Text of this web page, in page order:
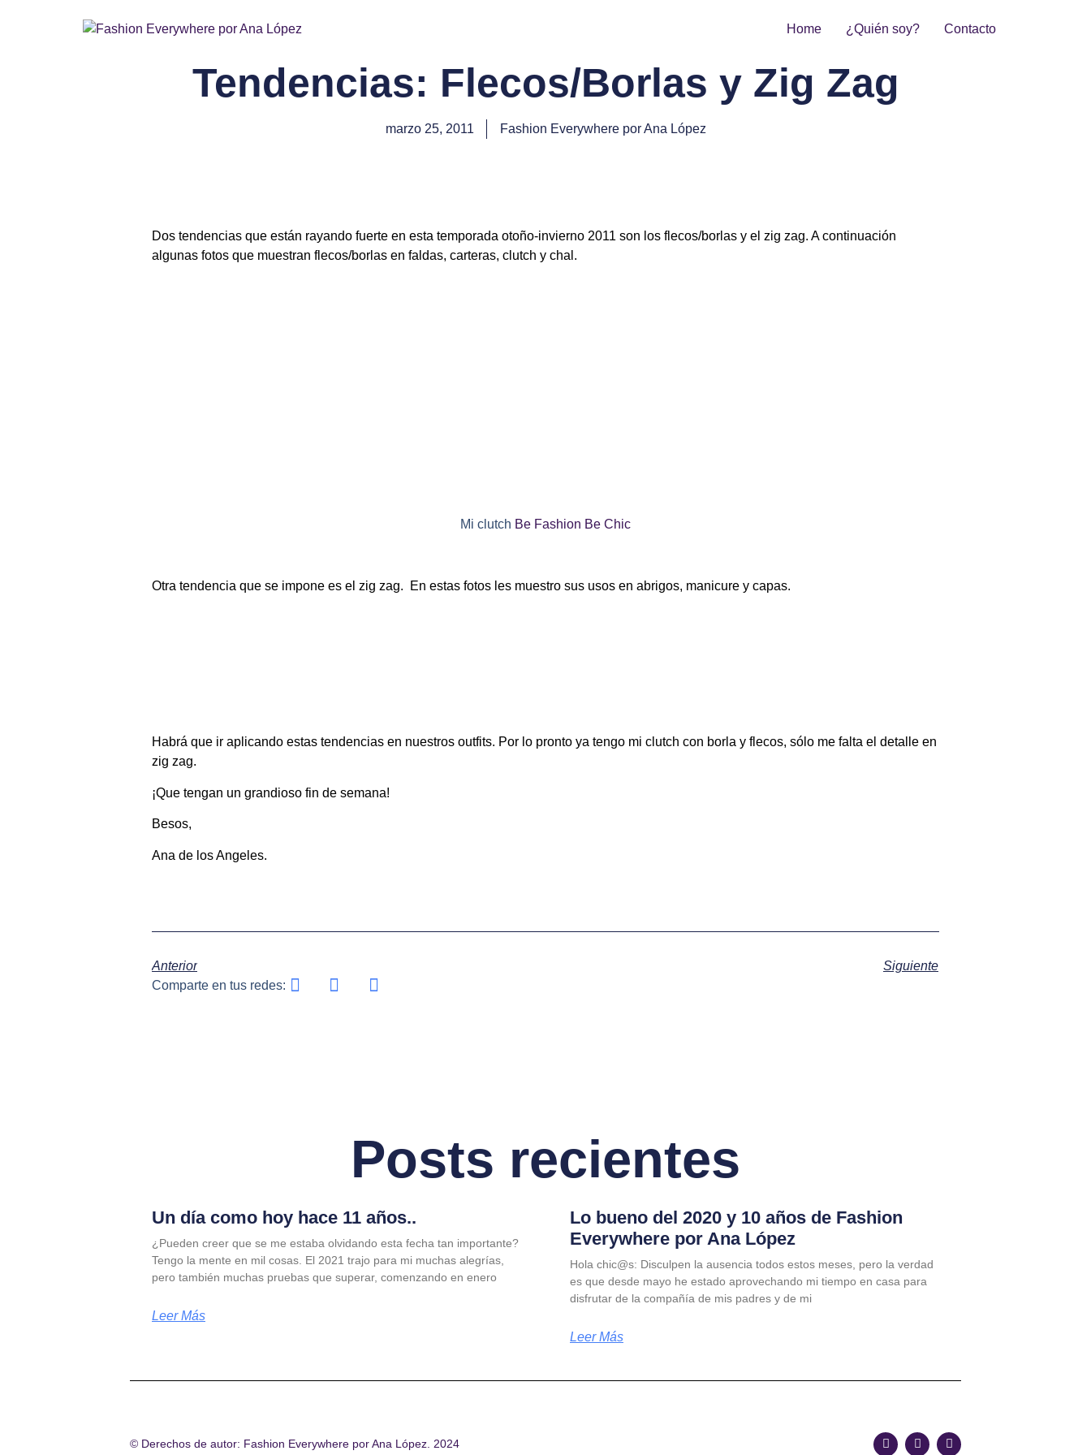
Home ¿Quién soy? Contacto
Tendencias: Flecos/Borlas y Zig Zag
marzo 25, 2011 Fashion Everywhere por Ana López
Dos tendencias que están rayando fuerte en esta temporada otoño-invierno 2011 son los flecos/borlas y el zig zag. A continuación
algunas fotos que muestran flecos/borlas en faldas, carteras, clutch y chal.
Mi clutch Be Fashion Be Chic
Otra tendencia que se impone es el zig zag. En estas fotos les muestro sus usos en abrigos, manicure y capas.
Habrá que ir aplicando estas tendencias en nuestros outfits. Por lo pronto ya tengo mi clutch con borla y flecos, sólo me falta el detalle en
zig zag.
¡Que tengan un grandioso fin de semana!
Besos,
Ana de los Angeles.
Anterior
Siguiente
Comparte en tus redes:
Posts recientes
Un día como hoy hace 11 años..
¿Pueden creer que se me estaba olvidando esta fecha tan importante?
Tengo la mente en mil cosas. El 2021 trajo para mi muchas alegrías,
pero también muchas pruebas que superar, comenzando en enero
Leer Más
Lo bueno del 2020 y 10 años de Fashion
Everywhere por Ana López
Hola chic@s: Disculpen la ausencia todos estos meses, pero la verdad
es que desde mayo he estado aprovechando mi tiempo en casa para
disfrutar de la compañía de mis padres y de mi
Leer Más
© Derechos de autor: Fashion Everywhere por Ana López. 2024